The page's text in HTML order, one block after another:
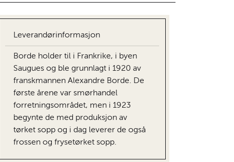
Leverandørinformasjon
Borde holder til i Frankrike, i byen
Saugues og ble grunnlagt i 1920 av
franskmannen Alexandre Borde. De
første årene var smørhandel
forretningsområdet, men i 1923
begynte de med produksjon av
tørket sopp og i dag leverer de også
frossen og frysetørket sopp.